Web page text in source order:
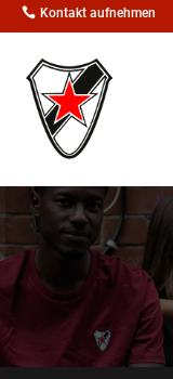
 Kontakt aufnehmen